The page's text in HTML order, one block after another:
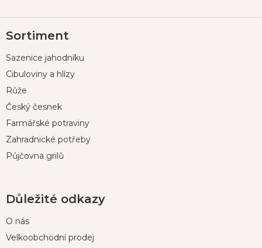
á
a
Sortiment
Sazenice jahodníku
Cibuloviny a hlízy
Růže
Český česnek
Farmářské potraviny
Zahradnické potřeby
Půjčovna grilů
Důležité odkazy
O nás
Velkoobchodní prodej